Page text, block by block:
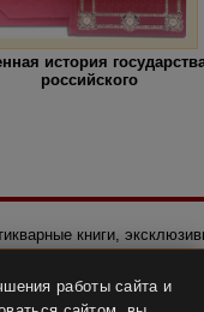
история
российского
книги,
работы сайта и